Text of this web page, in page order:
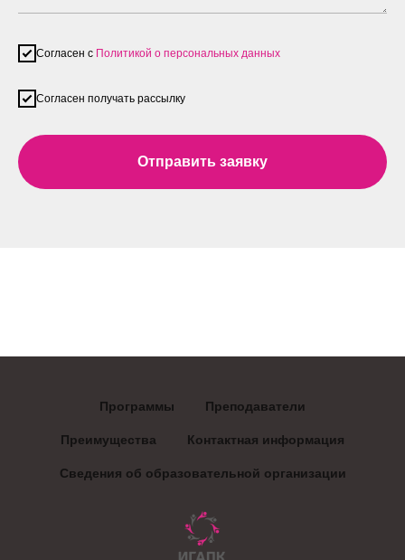
Согласен с Политикой о персональных данных
Согласен получать рассылку
Отправить заявку
Программы Преподаватели
Преимущества Контактная информация
Сведения об образовательной организации